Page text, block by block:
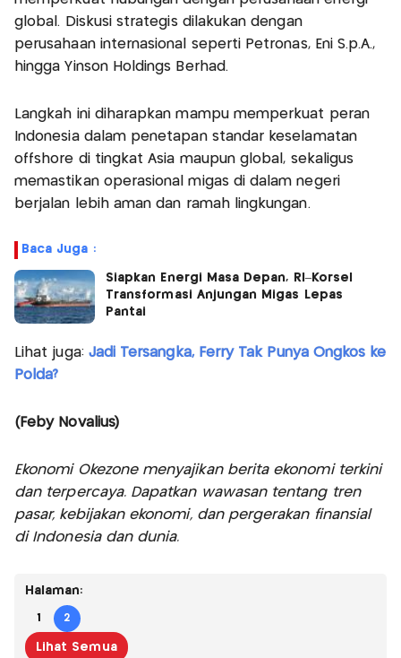
global. Diskusi strategis dilakukan dengan
perusahaan internasional seperti Petronas, Eni S.p.A.,
hingga Yinson Holdings Berhad.
Langkah ini diharapkan mampu memperkuat peran
Indonesia dalam penetapan standar keselamatan
offshore di tingkat Asia maupun global, sekaligus
memastikan operasional migas di dalam negeri
berjalan lebih aman dan ramah lingkungan.
Baca Juga :
Siapkan Energi Masa Depan, RI–Korsel
Transformasi Anjungan Migas Lepas
Pantai
Lihat juga: Jadi Tersangka, Ferry Tak Punya Ongkos ke
Polda?
(Feby Novalius)
Ekonomi Okezone menyajikan berita ekonomi terkini
dan terpercaya. Dapatkan wawasan tentang tren
pasar, kebijakan ekonomi, dan pergerakan finansial
di Indonesia dan dunia.
Halaman:
1 2
Lihat Semua